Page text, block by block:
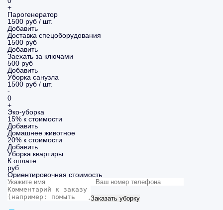
+
Парогенератор
1500 руб / шт.
Добавить
Доставка спецоборудования
1500 руб
Добавить
Заехать за ключами
500 руб
Добавить
Уборка санузла
1500 руб / шт.
-
0
+
Эко-уборка
15% к стоимости
Добавить
Домашнее животное
20% к стоимости
Добавить
Уборка квартиры
К оплате
руб
Ориентировочная стоимость
Заказать уборку